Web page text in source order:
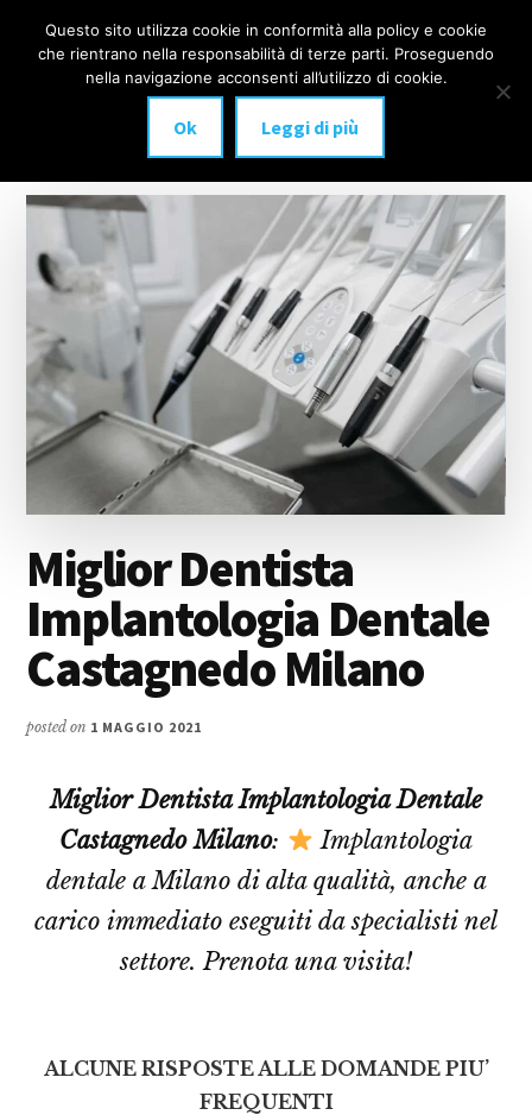
Additional
menu
IMPLANTOLOGIA
DENTALE
anche
carico
immediato!
Menu
Miglior Dentista
Implantologia Dentale
Castagnedo Milano
posted on 1 MAGGIO 2021
Miglior Dentista Implantologia Dentale
Castagnedo Milano:
Implantologia
dentale a Milano di alta qualità, anche a
carico immediato eseguiti da specialisti nel
settore. Prenota una visita!
ALCUNE RISPOSTE ALLE DOMANDE PIU’
FREQUENTI
Questo sito utilizza cookie in conformità alla policy e cookie
che rientrano nella responsabilità di terze parti. Proseguendo
nella navigazione acconsenti all’utilizzo di cookie.
Ok Leggi di più